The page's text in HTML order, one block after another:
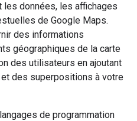
les données, les affichages
de Google Maps.
des informations
géographiques de la carte
des utilisateurs en ajoutant
des superpositions à votre
de programmation